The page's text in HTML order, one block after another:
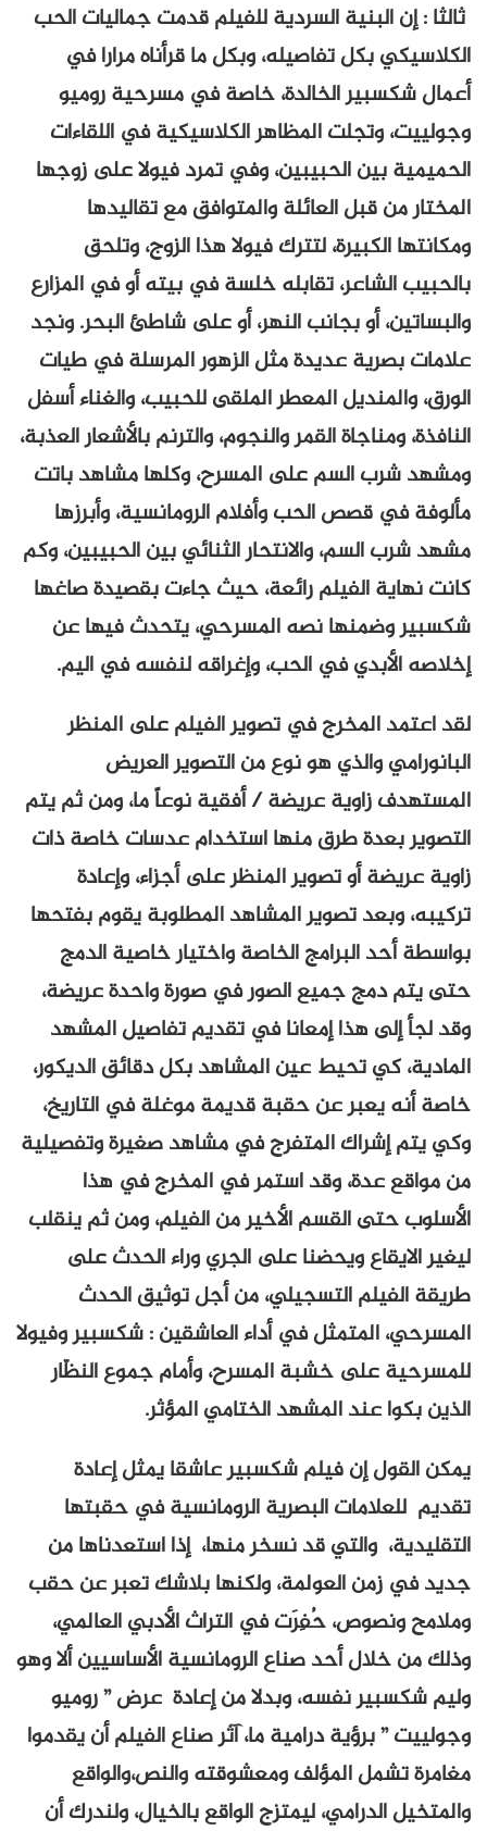
ثالثا : إن البنية السردية للفيلم قدمت جماليات الحب
الكلاسيكي بكل تفاصيله، وبكل ما قرأناه مرارا في
أعمال شكسبير الخالدة، خاصة في مسرحية روميو
وجولييت، وتجلت المظاهر الكلاسيكية في اللقاءات
الحميمية بين الحبيبين، وفي تمرد فيولا على زوجها
المختار من قبل العائلة والمتوافق مع تقاليدها
ومكانتها الكبيرة، لتترك فيولا هذا الزوج، وتلحق
بالحبيب الشاعر، تقابله خلسة في بيته أو في المزارع
والبساتين، أو بجانب النهر، أو على شاطئ البحر. ونجد
علامات بصرية عديدة مثل الزهور المرسلة في طيات
الورق، والمنديل المعطر الملقى للحبيب، والغناء أسفل
النافذة، ومناجاة القمر والنجوم، والترنم بالأشعار العذبة،
ومشهد شرب السم على المسرح، وكلها مشاهد باتت
مألوفة في قصص الحب وأفلام الرومانسية، وأبرزها
مشهد شرب السم، والانتحار الثنائي بين الحبيبين، وكم
كانت نهاية الفيلم رائعة، حيث جاءت بقصيدة صاغها
شكسبير وضمنها نصه المسرحي، يتحدث فيها عن
إخلاصه الأبدي في الحب، وإغراقه لنفسه في اليم.
لقد اعتمد المخرج في تصوير الفيلم على المنظر
البانورامي والذي هو نوع من التصوير العريض
المستهدف زاوية عريضة / أفقية نوعاً ما، ومن ثم يتم
التصوير بعدة طرق منها استخدام عدسات خاصة ذات
زاوية عريضة أو تصوير المنظر على أجزاء، وإعادة
تركيبه، وبعد تصوير المشاهد المطلوبة يقوم بفتحها
بواسطة أحد البرامج الخاصة واختيار خاصية الدمج
حتى يتم دمج جميع الصور في صورة واحدة عريضة،
وقد لجأ إلى هذا إمعانا في تقديم تفاصيل المشهد
المادية، كي تحيط عين المشاهد بكل دقائق الديكور،
خاصة أنه يعبر عن حقبة قديمة موغلة في التاريخ،
وكي يتم إشراك المتفرج في مشاهد صغيرة وتفصيلية
من مواقع عدة، وقد استمر في المخرج في هذا
الأسلوب حتى القسم الأخير من الفيلم، ومن ثم ينقلب
ليغير الايقاع ويحضنا على الجري وراء الحدث على
طريقة الفيلم التسجيلي، من أجل توثيق الحدث
المسرحي، المتمثل في أداء العاشقين : شكسبير وفيولا
للمسرحية على خشبة المسرح، وأمام جموع النظّار
الذين بكوا عند المشهد الختامي المؤثر.
يمكن القول إن فيلم شكسبير عاشقا يمثل إعادة
تقديم للعلامات البصرية الرومانسية في حقبتها
التقليدية، والتي قد نسخر منها، إذا استعدناها من
جديد في زمن العولمة، ولكنها بلاشك تعبر عن حقب
وملامح ونصوص، حُفِرَت في التراث الأدبي العالمي،
وذلك من خلال أحد صناع الرومانسية الأساسيين ألا وهو
وليم شكسبير نفسه، وبدلا من إعادة عرض ” روميو
وجولييت ” برؤية درامية ما، آثر صناع الفيلم أن يقدموا
مغامرة تشمل المؤلف ومعشوقته والنص،والواقع
والمتخيل الدرامي، ليمتزج الواقع بالخيال، ولندرك أن